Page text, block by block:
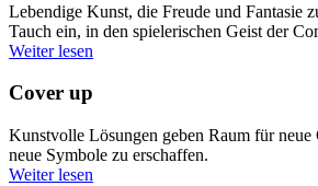
Lebendige Kunst, die Freude und Fantasie
Tauch ein, in den spielerischen Geist der
Weiter lesen
Cover up
Kunstvolle Lösungen geben Raum für neue
neue Symbole zu erschaffen.
Weiter lesen